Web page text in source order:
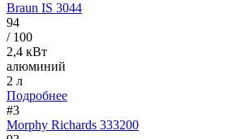
Braun IS 3044
94
/ 100
2,4 кВт
алюминий
2 л
Подробнее
#3
Morphy Richards 333200